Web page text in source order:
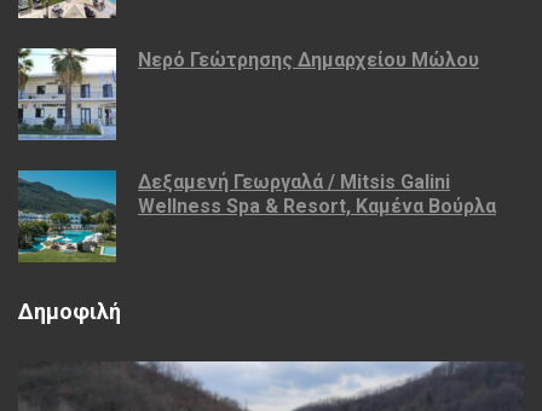
Νερό Γεώτρησης Δημαρχείου Μώλου
Δεξαμενή Γεωργαλά / Mitsis Galini
Wellness Spa & Resort, Καμένα Βούρλα
Δημοφιλή